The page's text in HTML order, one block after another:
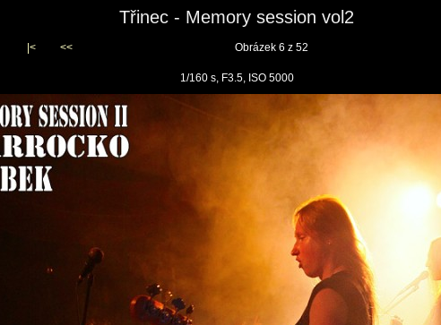
Třinec - Memory session vol2
|< << Obrázek 6 z 52
1/160 s, F3.5, ISO 5000